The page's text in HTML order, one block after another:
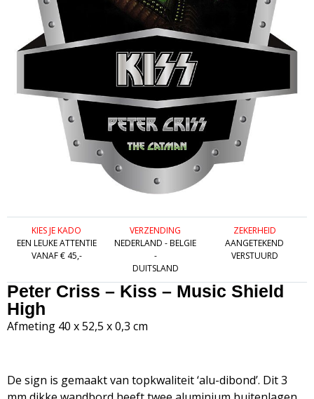
KIES JE KADO
EEN LEUKE ATTENTIE
VANAF € 45,-
VERZENDING
NEDERLAND - BELGIE
-
DUITSLAND
ZEKERHEID
AANGETEKEND
VERSTUURD
Peter Criss – Kiss – Music Shield
High
Afmeting 40 x 52,5 x 0,3 cm
De sign is gemaakt van topkwaliteit ‘alu-dibond’. Dit 3